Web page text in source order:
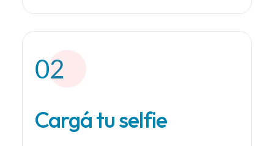
02
Cargá tu selfie